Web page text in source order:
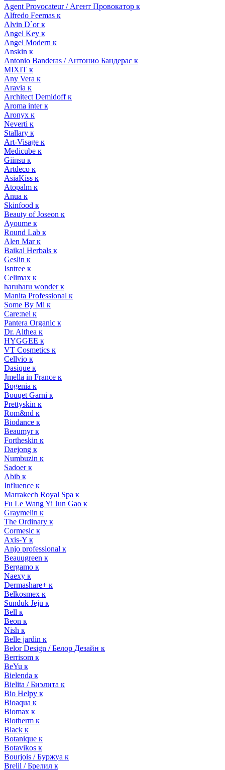
Agent Provocateur / Агент Провокатор к
Alfredo Feemas к
Alvin D`or к
Angel Key к
Angel Modern к
Anskin к
Antonio Banderas / Антонио Бандерас к
MIXIT к
Any Vera к
Aravia к
Architect Demidoff к
Aroma inter к
Aronyx к
Neverti к
Stallary к
Art-Visage к
Medicube к
Giinsu к
Artdeco к
AsiaKiss к
Atopalm к
Anua к
Skinfood к
Beauty of Joseon к
Ayoume к
Round Lab к
Alen Mar к
Baikal Herbals к
Geslin к
Isntree к
Celimax к
haruharu wonder к
Manita Professional к
Some By Mi к
Care:nel к
Pantera Organic к
Dr. Althea к
HYGGEE к
VT Cosmetics к
Cellvio к
Dasique к
Jmella in France к
Bogenia к
Bouqet Garni к
Prettyskin к
Rom&nd к
Biodance к
Beaumyr к
Fortheskin к
Daejong к
Numbuzin к
Sadoer к
Abib к
Influence к
Marrakech Royal Spa к
Fu Le Wang Yi Jun Gao к
Graymelin к
The Ordinary к
Cormesic к
Axis-Y к
Anjo professional к
Beauugreen к
Bergamo к
Naexy к
Dermashare+ к
Belkosmex к
Sunduk Jeju к
Bell к
Beon к
Nish к
Belle jardin к
Belor Design / Белор Дезайн к
Berrisom к
BeYu к
Bielenda к
Bielita / Биэлита к
Bio Helpy к
Bioaqua к
Biomax к
Biotherm к
Black к
Botanique к
Botavikos к
Bourjois / Буржуа к
Brelil / Брелил к